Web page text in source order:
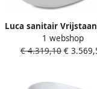
Luca sanitair
Comfortstone 170x80
Met afvoerset Mat
1 webshop
€ 4.319,10 €